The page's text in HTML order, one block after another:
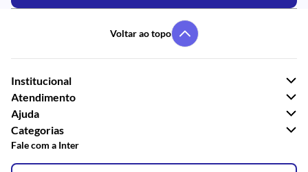
Voltar ao topo
Institucional
Atendimento
Ajuda
Categorias
Fale com a Inter